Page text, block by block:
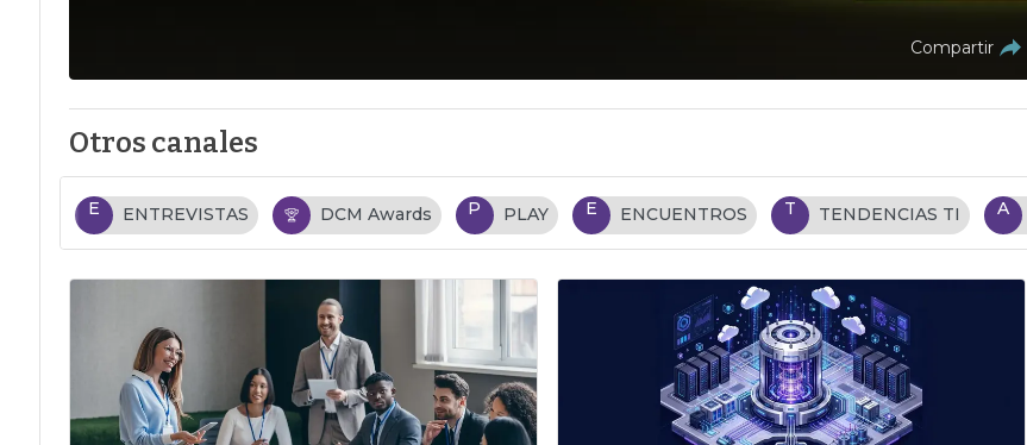
Compartir
Otros canales
E ENTREVISTAS DCM Awards P PLAY E ENCUENTROS T TENDENCIAS TI A